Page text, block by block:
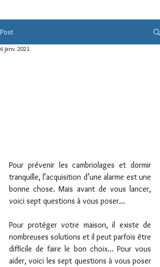
Post
6 janv. 2021
Pour prévenir les cambriolages et dormir
tranquille, l’acquisition d’une alarme est une
bonne chose. Mais avant de vous lancer,
voici sept questions à vous poser…
Pour protéger votre maison, il existe de
nombreuses solutions et il peut parfois être
difficile de faire le bon choix… Pour vous
aider, voici les sept questions à vous poser